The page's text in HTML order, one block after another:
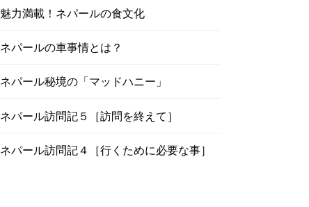
魅力満載！ネパールの食文化
ネパールの車事情とは？
ネパール秘境の「マッドハニー」
ネパール訪問記５［訪問を終えて］
ネパール訪問記４［行くために必要な事］